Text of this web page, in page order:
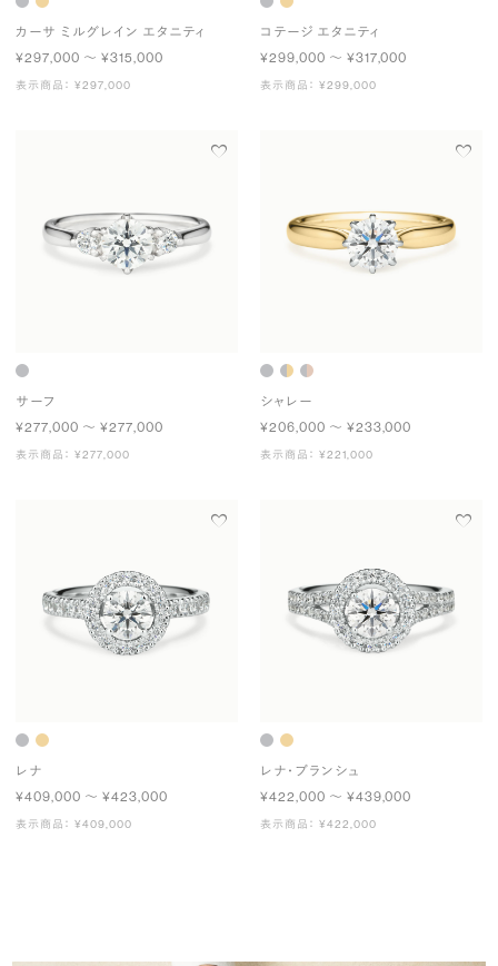
カーサ ミルグレイン エタニティ
¥297,000 〜 ¥315,000
表示商品： ¥297,000
コテージ エタニティ
¥299,000 〜 ¥317,000
表示商品： ¥299,000
サーフ
¥277,000 〜 ¥277,000
表示商品： ¥277,000
シャレー
¥206,000 〜 ¥233,000
表示商品： ¥221,000
レナ
¥409,000 〜 ¥423,000
表示商品： ¥409,000
レナ・ブランシュ
¥422,000 〜 ¥439,000
表示商品： ¥422,000